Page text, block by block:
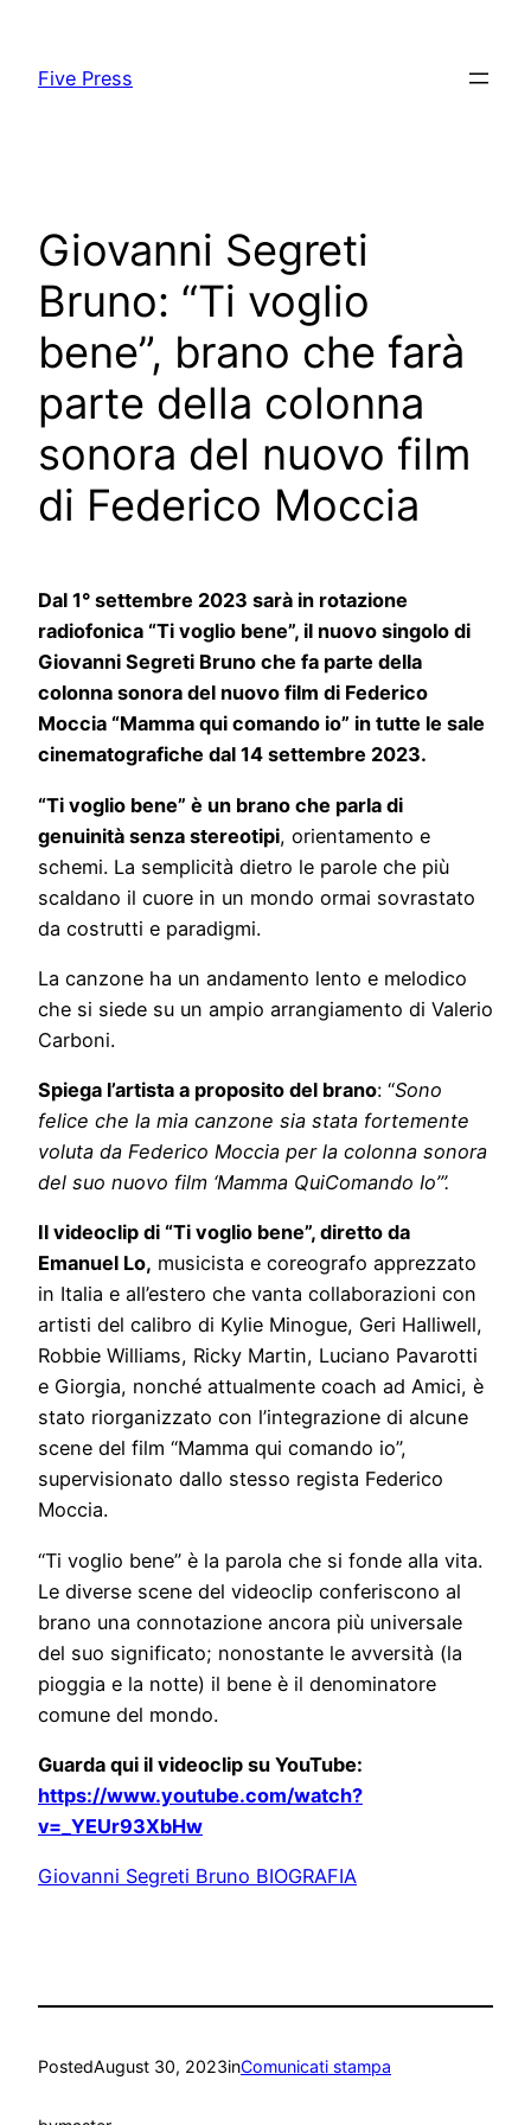
content
Five Press
Giovanni Segreti
Bruno: “Ti voglio
bene”, brano che farà
parte della colonna
sonora del nuovo film
di Federico Moccia
Dal 1° settembre 2023 sarà in rotazione
radiofonica “Ti voglio bene”, il nuovo singolo di
Giovanni Segreti Bruno che fa parte della
colonna sonora del nuovo film di Federico
Moccia “Mamma qui comando io” in tutte le sale
cinematografiche dal 14 settembre 2023.
“Ti voglio bene” è un brano che parla di
genuinità senza stereotipi, orientamento e
schemi. La semplicità dietro le parole che più
scaldano il cuore in un mondo ormai sovrastato
da costrutti e paradigmi.
La canzone ha un andamento lento e melodico
che si siede su un ampio arrangiamento di Valerio
Carboni.
Spiega l’artista a proposito del brano: “Sono
felice che la mia canzone sia stata fortemente
voluta da Federico Moccia per la colonna sonora
del suo nuovo film ‘Mamma QuiComando Io’”.
Il videoclip di “Ti voglio bene”, diretto da
Emanuel Lo, musicista e coreografo apprezzato
in Italia e all’estero che vanta collaborazioni con
artisti del calibro di Kylie Minogue, Geri Halliwell,
Robbie Williams, Ricky Martin, Luciano Pavarotti
e Giorgia, nonché attualmente coach ad Amici, è
stato riorganizzato con l’integrazione di alcune
scene del film “Mamma qui comando io”,
supervisionato dallo stesso regista Federico
Moccia.
“Ti voglio bene” è la parola che si fonde alla vita.
Le diverse scene del videoclip conferiscono al
brano una connotazione ancora più universale
del suo significato; nonostante le avversità (la
pioggia e la notte) il bene è il denominatore
comune del mondo.
Guarda qui il videoclip su YouTube:
https://www.youtube.com/watch?
v=_YEUr93XbHw
Giovanni Segreti Bruno BIOGRAFIA
PostedAugust 30, 2023inComunicati stampa